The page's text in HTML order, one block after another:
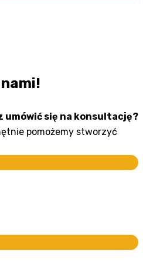
umówić się na konsultację?
pomożemy stworzyć